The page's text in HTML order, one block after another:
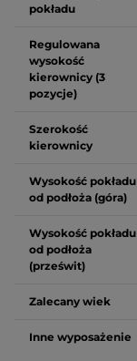
pokładu
Regulowana
wysokość
kierownicy (3
pozycje)
Szerokość
kierownicy
Wysokość pokładu
od podłoża (góra)
Wysokość pokładu
od podłoża
(prześwit)
Zalecany wiek
Inne wyposażenie